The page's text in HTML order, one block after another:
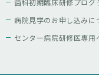
歯科初期臨床研修プログ
病院見学のお申し込みに
センター病院研修医専用